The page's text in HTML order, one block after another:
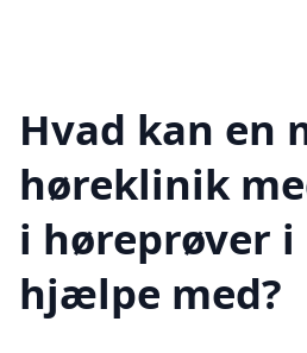
Hvad kan en
høreklinik
i høreprøver
hjælpe med?